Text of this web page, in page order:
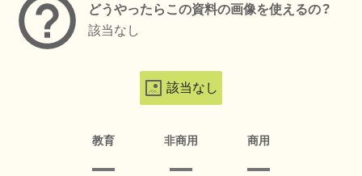
どうやったらこの資料の画像を使えるの？
該当なし
該当なし
教育 非商用 商用